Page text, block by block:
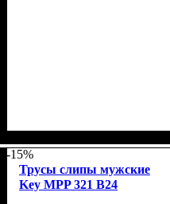
-15%
Трусы слипы мужские
Key MPP 321 B24